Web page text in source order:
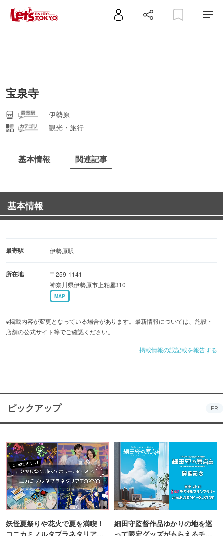
宝泉寺
伊勢原
観光・旅行
基本情報 関連記事
基本情報
最寄駅 伊勢原駅
所在地
〒259-1141
神奈川県伊勢原市上粕屋310
MAP
※掲載内容が変更となっている場合があります。最新情報については、施設・
店舗の公式サイト等でご確認ください。
掲載情報の誤記載を報告する
ピックアップ PR
妖怪夏祭りや花火で夏を満喫！
コニカミノルタプラネタリア
細田守監督作品ゆかりの地を巡
って限定グッズがもらえるチャ